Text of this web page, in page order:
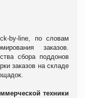
-by- line, по словам
заказов.
сбора поддонов
заказов на складе
.
техники